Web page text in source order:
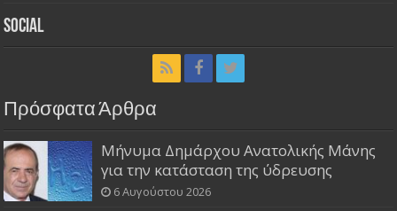
Social
Πρόσφατα Άρθρα
Μήνυμα Δημάρχου Ανατολικής Μάνης
για την κατάσταση της ύδρευσης
6 Αυγούστου 2026